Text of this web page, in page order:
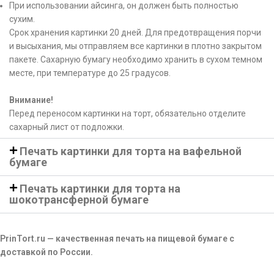
При использовании айсинга, он должен быть полностью
сухим.
Срок хранения картинки 20 дней. Для предотвращения порчи
и высыхания, мы отправляем все картинки в плотно закрытом
пакете. Сахарную бумагу необходимо хранить в сухом темном
месте, при температуре до 25 градусов.
Внимание!
Перед переносом картинки на торт, обязательно отделите
сахарный лист от подложки.
Печать картинки для торта на вафельной
бумаге
Печать картинки для торта на
шокотрансферной бумаге
PrinTort.ru — качественная печать на пищевой бумаге с
доставкой по России.